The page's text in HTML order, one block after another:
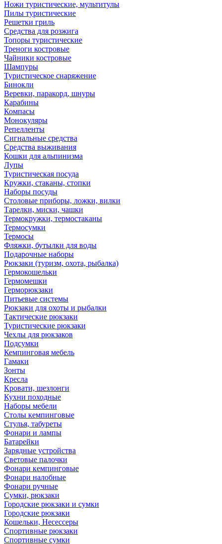
Ножи туристические, мультитулы
Пилы туристические
Решетки гриль
Средства для розжига
Топоры туристические
Треноги костровые
Чайники костровые
Шампуры
Туристическое снаряжение
Бинокли
Веревки, паракорд, шнуры
Карабины
Компасы
Монокуляры
Репелленты
Сигнальные средства
Средства выживания
Кошки для альпинизма
Лупы
Туристическая посуда
Кружки, стаканы, стопки
Наборы посуды
Столовые приборы, ложки, вилки
Тарелки, миски, чашки
Термокружки, термостаканы
Термосумки
Термосы
Фляжки, бутылки для воды
Подарочные наборы
Рюкзаки (туризм, охота, рыбалка)
Гермокошельки
Гермомешки
Герморюкзаки
Питьевые системы
Рюкзаки для охоты и рыбалки
Тактические рюкзаки
Туристические рюкзаки
Чехлы для рюкзаков
Подсумки
Кемпинговая мебель
Гамаки
Зонты
Кресла
Кровати, шезлонги
Кухни походные
Наборы мебели
Столы кемпинговые
Стулья, табуреты
Фонари и лампы
Батарейки
Зарядные устройства
Световые палочки
Фонари кемпинговые
Фонари налобные
Фонари ручные
Сумки, рюкзаки
Городские рюкзаки и сумки
Городские рюкзаки
Кошельки, Несессеры
Спортивные рюкзаки
Спортивные сумки